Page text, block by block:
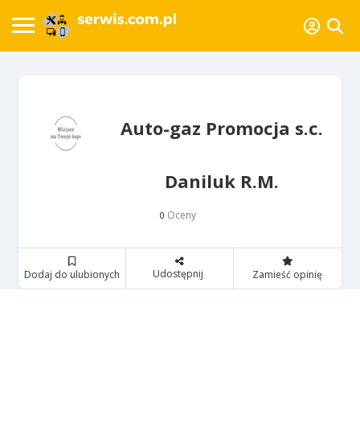
Auto-gaz Promocja s.c.
Daniluk R.M.
0 Oceny
Dodaj do ulubionych Udostępnij Zamieść opinię